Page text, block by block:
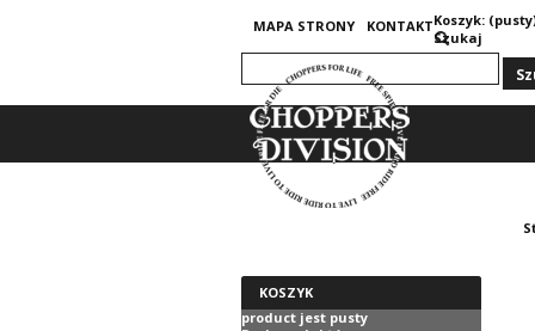
MAPA STRONY KONTAKTKoszyk:
Szukaj
KOSZYK
product jest pusty